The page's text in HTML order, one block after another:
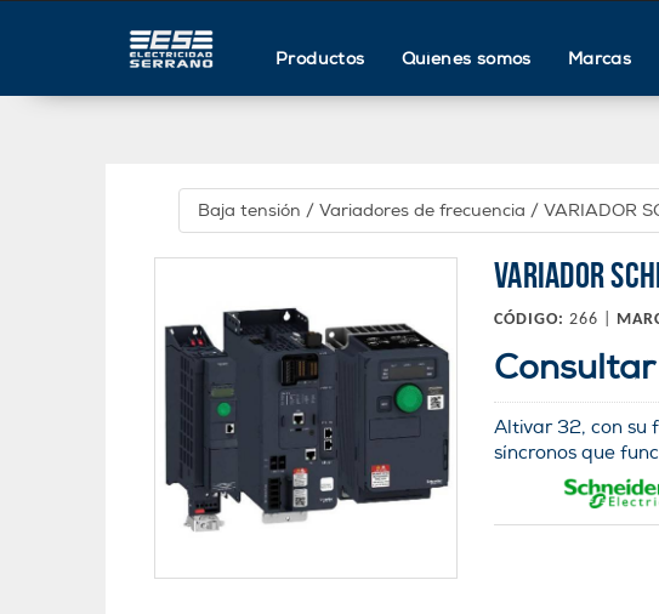
Productos Quienes somos Marcas
Baja tensión / Variadores de frecuencia / VARIADOR
VARIADOR
CÓDIGO: 266 |
Consultar
Altivar 32, con su
síncronos que